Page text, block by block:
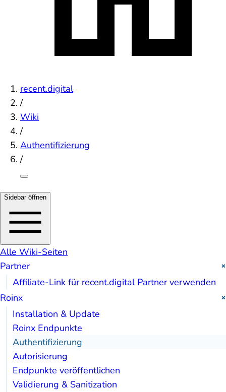
recent.digital
/
Wiki
/
Authentifizierung
/
Sidebar öffnen
Alle Wiki-Seiten
Partner
Affiliate-Link für recent.digital Partner verwenden
Roinx
Installation & Update
Roinx Endpunkte
Authentifizierung
Autorisierung
Endpunkte veröffentlichen
Validierung & Sanitization